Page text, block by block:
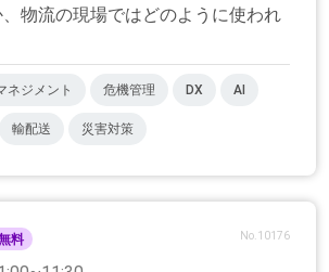
物流の現場ではどのように使われ
ネジメント 危機管理 DX AI
輸配送 災害対策
料 No.10176